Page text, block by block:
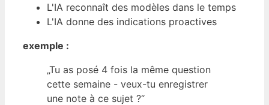
L'IA reconnaît des modèles dans le temps
L'IA donne des indications proactives
exemple :
„Tu as posé 4 fois la même question
cette semaine - veux-tu enregistrer
une note à ce sujet ?“